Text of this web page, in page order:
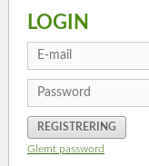
LOGIN
REGISTRERING
Glemt password